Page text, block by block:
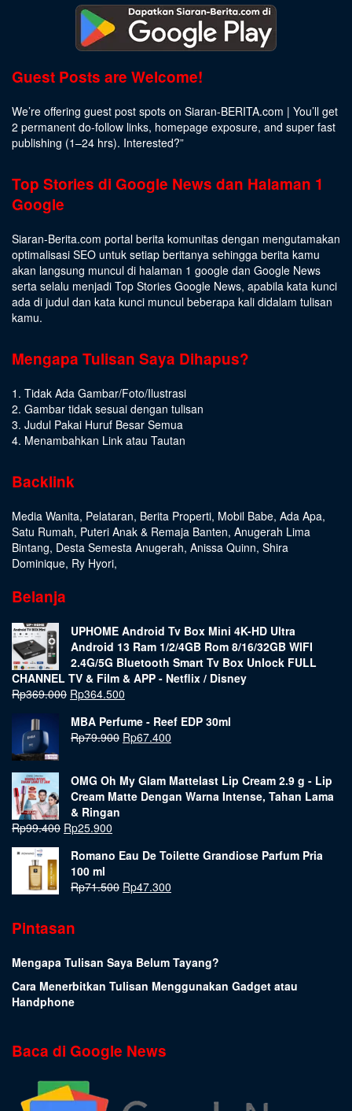
Guest Posts are Welcome!
We’re offering guest post spots on Siaran-BERITA.com | You’ll get
2 permanent do-follow links, homepage exposure, and super fast
publishing (1–24 hrs). Interested?”
Top Stories di Google News dan Halaman 1
Google
Siaran-Berita.com portal berita komunitas dengan mengutamakan
optimalisasi SEO untuk setiap beritanya sehingga berita kamu
akan langsung muncul di halaman 1 google dan Google News
serta selalu menjadi Top Stories Google News, apabila kata kunci
ada di judul dan kata kunci muncul beberapa kali didalam tulisan
kamu.
Mengapa Tulisan Saya Dihapus?
1. Tidak Ada Gambar/Foto/Ilustrasi
2. Gambar tidak sesuai dengan tulisan
3. Judul Pakai Huruf Besar Semua
4. Menambahkan Link atau Tautan
Backlink
Media Wanita, Pelataran, Berita Properti, Mobil Babe, Ada Apa,
Satu Rumah, Puteri Anak & Remaja Banten, Anugerah Lima
Bintang, Desta Semesta Anugerah, Anissa Quinn, Shira
Dominique, Ry Hyori,
Belanja
UPHOME Android Tv Box Mini 4K-HD Ultra
Android 13 Ram 1/2/4GB Rom 8/16/32GB WIFI
2.4G/5G Bluetooth Smart Tv Box Unlock FULL
CHANNEL TV & Film & APP - Netflix / Disney
Rp369.000 Rp364.500
MBA Perfume - Reef EDP 30ml
Rp79.900 Rp67.400
OMG Oh My Glam Mattelast Lip Cream 2.9 g - Lip
Cream Matte Dengan Warna Intense, Tahan Lama
& Ringan
Rp99.400 Rp25.900
Romano Eau De Toilette Grandiose Parfum Pria
100 ml
Rp71.500 Rp47.300
Pintasan
Mengapa Tulisan Saya Belum Tayang?
Cara Menerbitkan Tulisan Menggunakan Gadget atau
Handphone
Baca di Google News